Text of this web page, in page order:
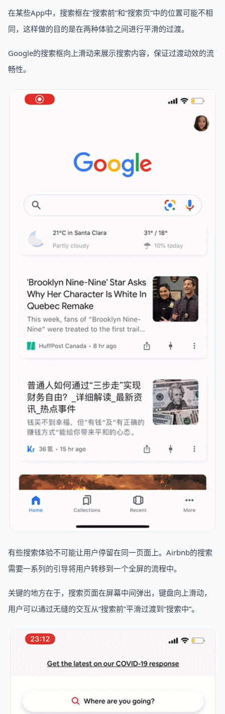
在某些App中，搜索框在“搜索前”和“搜索页”中的位置可能不相
同，这样做的目的是在两种体验之间进行平滑的过渡。
Google的搜索框向上滑动来展示搜索内容，保证过渡动效的流
畅性。
有些搜索体验不可能让用户停留在同一页面上。Airbnb的搜索
需要一系列的引导将用户转移到一个全屏的流程中。
关键的地方在于，搜索页面在屏幕中间弹出，键盘向上滑动，
用户可以通过无缝的交互从“搜索前”平滑过渡到“搜索中”。